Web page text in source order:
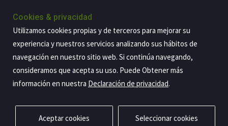
negocio agro con un modelo global
países
29-Julio-2026
Privacidad Aviso legal Política de cookies Contacto
Cookies & privacidad
Utilizamos cookies propias y de terceros para mejorar su
experiencia y nuestros servicios analizando sus hábitos de
navegación en nuestro sitio web. Si continúa navegando,
consideramos que acepta su uso. Puede Obtener más
información en nuestra Declaración de privacidad.
Aceptar cookies Seleccionar cookies